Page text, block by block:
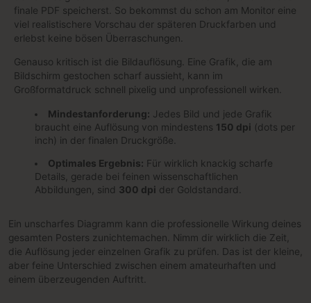
finale PDF speicherst. So bekommst du schon am Monitor eine
viel realistischere Vorschau der späteren Druckfarben und
erlebst keine bösen Überraschungen.
Genauso kritisch ist die Bildauflösung. Eine Grafik, die am
Bildschirm gestochen scharf aussieht, kann im
Großformatdruck schnell pixelig und unprofessionell wirken.
Mindestanforderung: Jedes Bild und jede Grafik
braucht eine Auflösung von mindestens 150 dpi
(dots per
inch) in der finalen Druckgröße.
Optimales Ergebnis: Für wirklich knackig scharfe
Details, gerade bei feinen wissenschaftlichen
Abbildungen, sind 300 dpi der Goldstandard.
Ein unscharfes Diagramm kann die professionelle Wirkung deines
gesamten Posters zunichtemachen. Nimm dir wirklich die Zeit,
die Auflösung jeder einzelnen Grafik zu prüfen. Das ist der kleine,
aber feine Unterschied zwischen einem amateurhaften und
einem überzeugenden Auftritt.